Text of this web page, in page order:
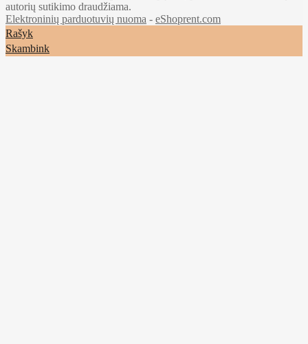
autorių sutikimo draudžiama.
Elektroninių parduotuvių nuoma - eShoprent.com
Rašyk
Skambink